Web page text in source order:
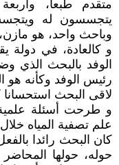
متقدم طبعا،
يتجسسون له
وباحث واحد، هو
و كالعادة، في دولة
الوفد بالبحث الذي
رئيس الوفد وكأنه هو
لاقى البحث استحسانا
و طرحت أسئلة
علم تصفية المياه
كان البحث رائدا
حوله، حولها